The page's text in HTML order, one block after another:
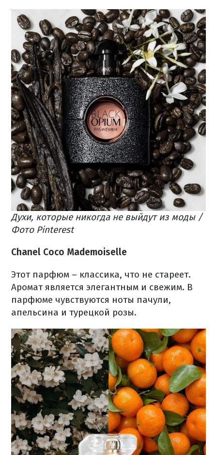
Духи, которые никогда не выйдут из моды /
Фото Pinterest
Chanel Coco Mademoiselle
Этот парфюм – классика, что не стареет.
Аромат является элегантным и свежим. В
парфюме чувствуются ноты пачули,
апельсина и турецкой розы.